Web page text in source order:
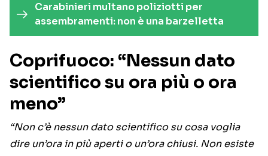
Carabinieri multano poliziotti per
assembramenti: non è una barzelletta
Coprifuoco: “Nessun dato
scientifico su ora più o ora
meno”
“Non c’è nessun dato scientifico su cosa voglia
dire un’ora in più aperti o un’ora chiusi. Non esiste